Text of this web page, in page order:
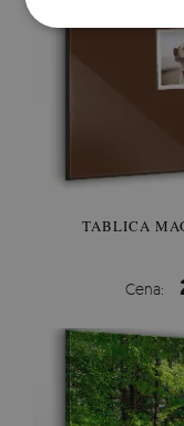
TABLICA
Cena: